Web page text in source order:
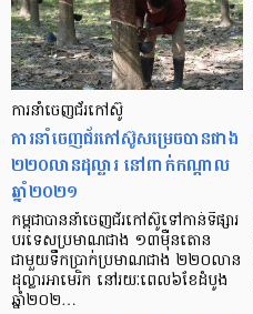
ការនាំចេញ​ជ័រកៅស៊ូ
ការនាំចេញជ័រកៅស៊ូសម្រេចបានជាង
២២០លានដុល្លារ នៅពាក់កណ្ដាល
ឆ្នាំ២០២១
កម្ពុជាបាននាំចេញជ័រកៅស៊ូទៅកាន់ទីផ្សារ
បរទេសប្រមាណជាង ១៣ម៉ឺនតោន
ជាមួយទឹកប្រាក់ប្រមាណជាង ២២០លាន
ដុល្លារអាមេរិក នៅរយៈពេល៦ខែដំបូង
ឆ្នាំ២០២…